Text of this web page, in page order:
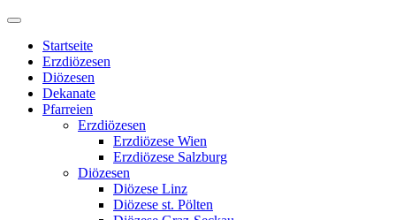
Startseite
Erzdiözesen
Diözesen
Dekanate
Pfarreien
Erzdiözesen
Erzdiözese Wien
Erzdiözese Salzburg
Diözesen
Diözese Linz
Diözese st. Pölten